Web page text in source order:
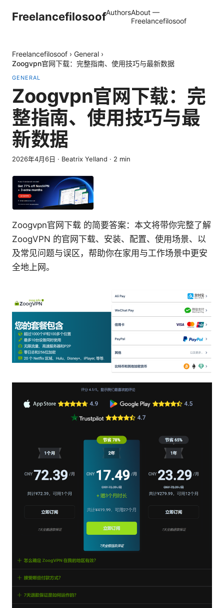
FreelancefilosoofAuthorsAbout —
Freelancefilosoof
Freelancefilosoof › General ›
Zoogvpn官网下载：完整指南、使用技巧与最新数据
GENERAL
Zoogvpn官网下载：完
整指南、使用技巧与最
新数据
2026年4月6日 · Beatrix Yelland · 2 min
Zoogvpn官网下载 的简要答案：本文将带你完整了解
ZoogVPN 的官网下载、安装、配置、使用场景、以
及常见问题与误区，帮助你在家用与工作场景中更安
全地上网。